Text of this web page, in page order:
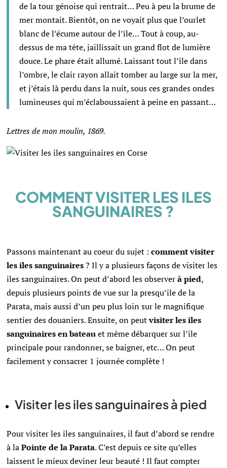
de la tour génoise qui rentrait… Peu à peu la brume de
mer montait. Bientôt, on ne voyait plus que l’ourlet
blanc de l’écume autour de l’île… Tout à coup, au-
dessus de ma tête, jaillissait un grand flot de lumière
douce. Le phare était allumé. Laissant tout l’île dans
l’ombre, le clair rayon allait tomber au large sur la mer,
et j’étais là perdu dans la nuit, sous ces grandes ondes
lumineuses qui m’éclaboussaient à peine en passant…
Lettres de mon moulin, 1869.
COMMENT VISITER LES ILES
SANGUINAIRES ?
Passons maintenant au coeur du sujet :comment visiter
les iles sanguinaires ? Il y a plusieurs façons de visiter les
iles sanguinaires. On peut d’abord les observerà pied,
depuis plusieurs points de vue sur la presqu’ile de la
Parata, mais aussi d’un peu plus loin sur le magnifique
sentier des douaniers. Ensuite, on peutvisiter les iles
sanguinaires en bateauet même débarquer sur l’ile
principale pour randonner, se baigner, etc… On peut
facilement y consacrer 1 journée complète !
Visiter les iles sanguinaires à pied
Pour visiter les iles sanguinaires, il faut d’abord se rendre
à laPointe de la Parata. C’est depuis ce sitequ’elles
laissent le mieux deviner leur beauté ! Il faut compter